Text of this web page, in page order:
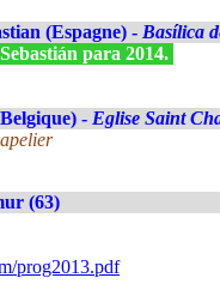
(Espagne) - Basílica
para 2014.
- Eglise Saint
(63)
prog2013.pdf